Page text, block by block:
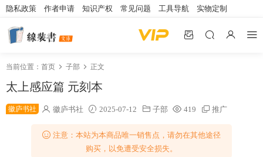
隐私政策 作者申请 知识产权 常见问题 工具导航 实物定制
当前位置： 首页 子部 正文
太上感应篇 元刻本
徽庐书社 徽庐书社 2025-07-12 子部 419 推广
注意：本站为本商品唯一销售点，请勿在其他途径
购买，以免遭受安全损失。